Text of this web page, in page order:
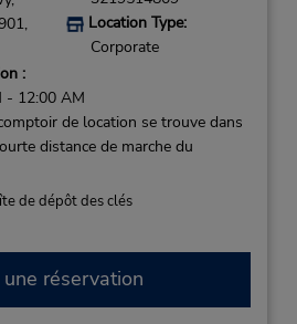
Location Type:
Corporate
:
- 12:00 AM
de location se trouve dans
distance de marche du
de dépôt des clés
une réservation